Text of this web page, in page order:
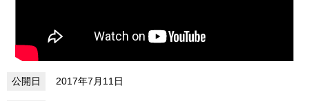
2017年7月11日